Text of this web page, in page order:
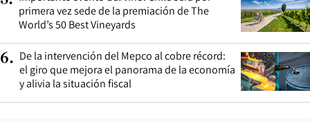
primera vez sede de la premiación de The
World’s 50 Best Vineyards
6. De la intervención del Mepco al cobre récord:
el giro que mejora el panorama de la economía
y alivia la situación fiscal